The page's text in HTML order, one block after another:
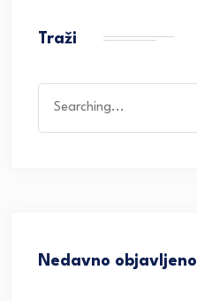
Traži
for:
Nedavno objavljeno